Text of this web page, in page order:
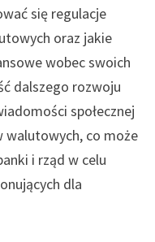
się regulacje
oraz jakie
wobec swoich
dalszego rozwoju
społecznej
co może
i rząd w celu
dla